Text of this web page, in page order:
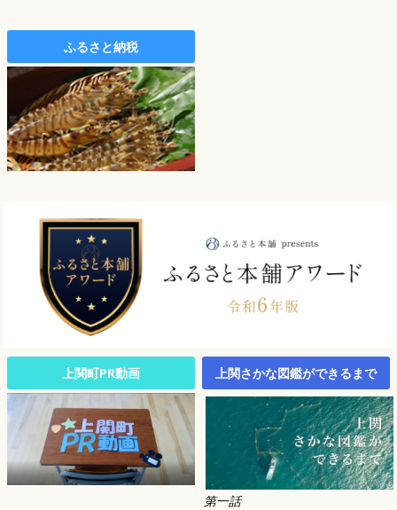
ふるさと納税
上関町PR動画 上関さかな図鑑ができるまで
第一話